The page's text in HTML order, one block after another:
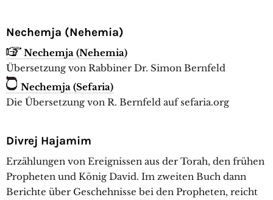
Nechemja (Nehemia)
Nechemja (Nehemia)
Übersetzung von Rabbiner Dr. Simon Bernfeld
Nechemja (Sefaria)
Die Übersetzung von R. Bernfeld auf sefaria.org
Divrej Hajamim
Erzählungen von Ereignissen aus der Torah, den frühen
Propheten und König David. Im zweiten Buch dann
Berichte über Geschehnisse bei den Propheten, reicht